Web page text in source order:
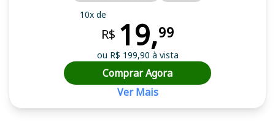
10x de
R$ 19,99
ou R$ 199,90 à vista
Comprar Agora
Ver Mais